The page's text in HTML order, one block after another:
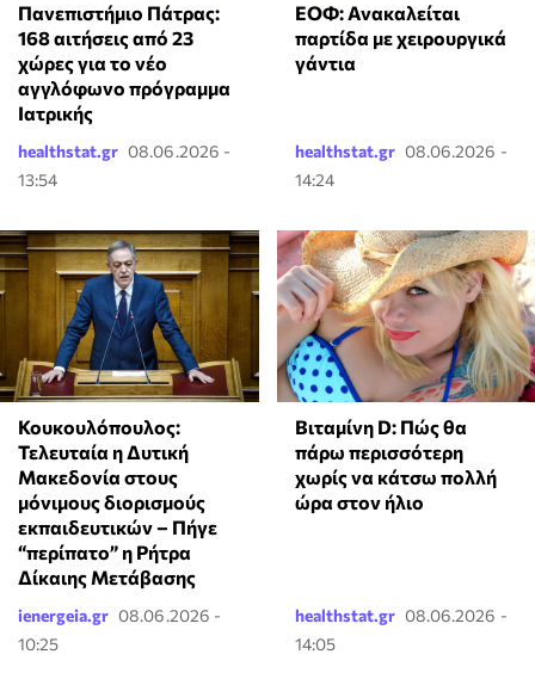
Πανεπιστήμιο Πάτρας:
168 αιτήσεις από 23
χώρες για το νέο
αγγλόφωνο πρόγραμμα
Ιατρικής
healthstat.gr 08.06.2026 -
13:54
ΕΟΦ: Ανακαλείται
παρτίδα με χειρουργικά
γάντια
healthstat.gr 08.06.2026 -
14:24
Κουκουλόπουλος:
Τελευταία η Δυτική
Μακεδονία στους
μόνιμους διορισμούς
εκπαιδευτικών – Πήγε
“περίπατο” η Ρήτρα
Δίκαιης Μετάβασης
ienergeia.gr 08.06.2026 -
10:25
Βιταμίνη D: Πώς θα
πάρω περισσότερη
χωρίς να κάτσω πολλή
ώρα στον ήλιο
healthstat.gr 08.06.2026 -
14:05